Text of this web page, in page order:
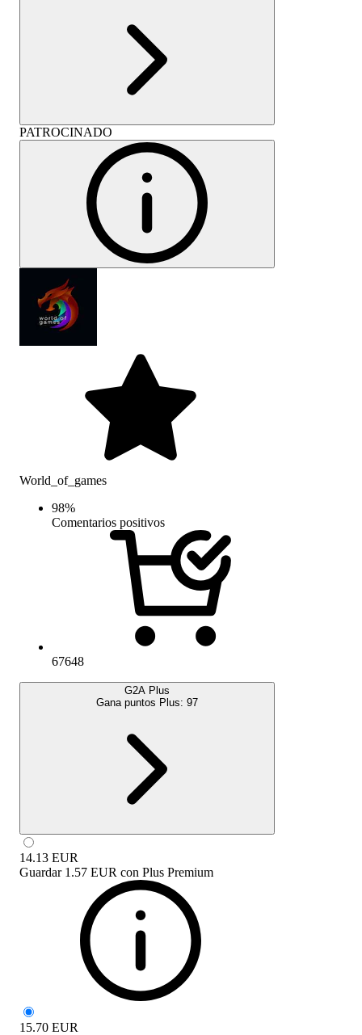
PATROCINADO
World_of_games
98%
Comentarios positivos
67648
G2A Plus
Gana puntos Plus: 97
14.13 EUR
Guardar 1.57 EUR con Plus Premium
15.70 EUR